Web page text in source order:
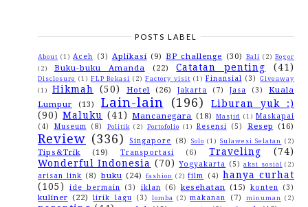
B...
Y...
Bisnis Coworking Space di Jakarta yang bisa Dijadi...
5 Cara Meningkatkan Kecerdasan Emosional di
Lingku...
Mandi Mewah Dengan Pesona Parfum Menawan
Vitalis P...
Sehat Satu Paket di Aplikasi SehatQ
Tips Memilih Jasa Desain Online dalam Pembuatan
We...
Review Minyak Telon Doodle
Akibat Kekurangan Trombosit Di Dalam Tubuh
►2019(82)
►2018(153)
POSTS LABEL
About (1) Aceh (3) Aplikasi (9) BP challenge (30) Bali (2) Bogor
(2)
Buku-buku Amanda (22) Catatan penting (41)
Disclosure (1) FLP Bekasi (2) Factory visit (1) Finansial (3)
Giveaway
(1)
Hikmah (50) Hotel (26) Jakarta (7) Jasa (3)
Kuala
Lumpur
(13) Lain-lain (196)
Liburan yuk :)
(90) Maluku (41) Mancanegara (18) Masjid (1) Maskapai
(4)
Museum (8) Politik (2) Portofolio (1) Resensi (5) Resep (16)
Review (336) Singapore (8) Solo (1) Sulawesi Selatan (2)
Tips&Trik (19) Transportasi (6) Traveling
(74)
Wonderful Indonesia (70) Yogyakarta (5) aksi sosial (2)
arisan link (8) buku (24) fashion (2) film (4) hanya curhat
(105)
ide bermain (3) iklan (6) kesehatan (15) konten (3)
kuliner (22) lirik lagu (3) lomba (2) makanan (7) minuman (2)